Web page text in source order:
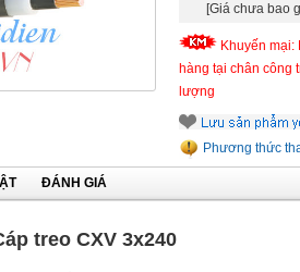
[Giá chưa bao
Khuyến mại:
hàng tại chân công
lượng
Phương thức
ĐÁNH GIÁ
treo CXV 3x240